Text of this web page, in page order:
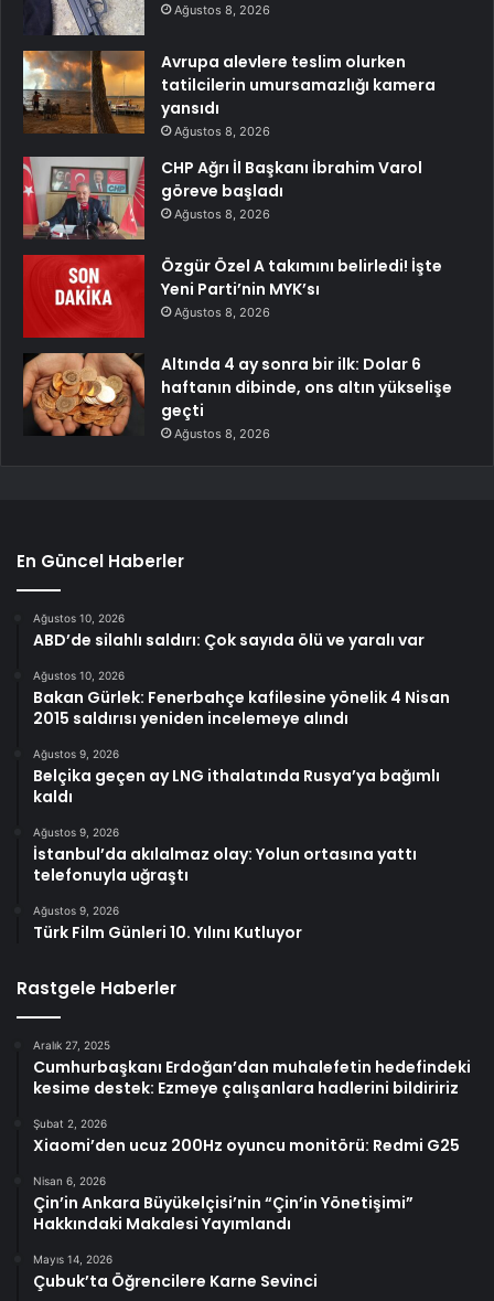
Ağustos 8, 2026
Avrupa alevlere teslim olurken
tatilcilerin umursamazlığı kamera
yansıdı
Ağustos 8, 2026
CHP Ağrı İl Başkanı İbrahim Varol
göreve başladı
Ağustos 8, 2026
Özgür Özel A takımını belirledi! İşte
Yeni Parti’nin MYK’sı
Ağustos 8, 2026
Altında 4 ay sonra bir ilk: Dolar 6
haftanın dibinde, ons altın yükselişe
geçti
Ağustos 8, 2026
En Güncel Haberler
Ağustos 10, 2026
ABD’de silahlı saldırı: Çok sayıda ölü ve yaralı var
Ağustos 10, 2026
Bakan Gürlek: Fenerbahçe kafilesine yönelik 4 Nisan
2015 saldırısı yeniden incelemeye alındı
Ağustos 9, 2026
Belçika geçen ay LNG ithalatında Rusya’ya bağımlı
kaldı
Ağustos 9, 2026
İstanbul’da akılalmaz olay: Yolun ortasına yattı
telefonuyla uğraştı
Ağustos 9, 2026
Türk Film Günleri 10. Yılını Kutluyor
Rastgele Haberler
Aralık 27, 2025
Cumhurbaşkanı Erdoğan’dan muhalefetin hedefindeki
kesime destek: Ezmeye çalışanlara hadlerini bildiririz
Şubat 2, 2026
Xiaomi’den ucuz 200Hz oyuncu monitörü: Redmi G25
Nisan 6, 2026
Çin’in Ankara Büyükelçisi’nin “Çin’in Yönetişimi”
Hakkındaki Makalesi Yayımlandı
Mayıs 14, 2026
Çubuk’ta Öğrencilere Karne Sevinci